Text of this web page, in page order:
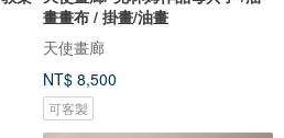
畫畫布 / 掛畫/油畫
天使畫廊
NT$ 8,500
可客製